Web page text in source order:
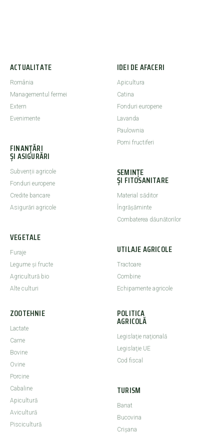
ACTUALITATE
România
Managementul fermei
Extern
Evenimente
FINANȚĂRI
ȘI ASIGURĂRI
Subvenții agricole
Fonduri europene
Credite bancare
Asigurări agricole
VEGETALE
Furaje
Legume şi fructe
Agricultură bio
Alte culturi
IDEI DE AFACERI
Apicultura
Catina
Fonduri europene
Lavanda
Paulownia
Pomi fructiferi
SEMINȚE
ȘI FITOSANITARE
Material săditor
Îngrășăminte
Combaterea dăunătorilor
UTILAJE AGRICOLE
Tractoare
Combine
Echipamente agricole
ZOOTEHNIE
Lactate
Carne
Bovine
Ovine
Porcine
Cabaline
Apicultură
Avicultură
Piscicultură
POLITICA
AGRICOLĂ
Legislaţie naţională
Legislaţie UE
Cod fiscal
TURISM
Banat
Bucovina
Crişana